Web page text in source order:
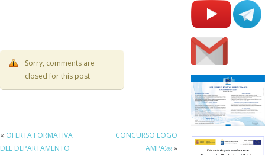
Sorry, comments are
closed for this post
« OFERTA FORMATIVA
DEL DEPARTAMENTO
CONCURSO LOGO
AMPA￼»